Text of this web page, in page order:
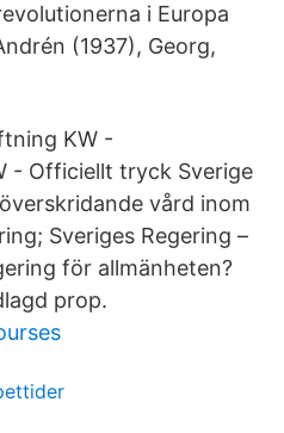
i Europa
(1937), Georg,
KW -
- Officiellt tryck Sverige
vård inom
Sveriges Regering –
för allmänheten?
prop.